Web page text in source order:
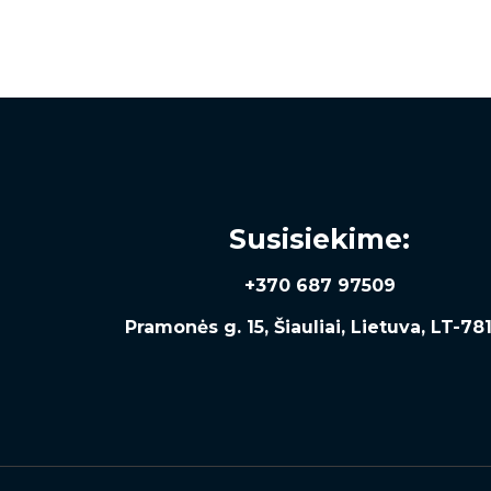
Susisiekime:
+370 687 97509
Pramonės g. 15, Šiauliai, Lietuva, LT-